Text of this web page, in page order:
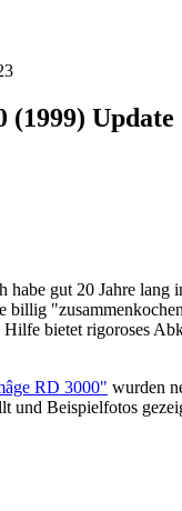
(1999) Update
habe gut 20 Jahre lang
bietet rigoroses
RD 3000" wurden
und Beispielfotos